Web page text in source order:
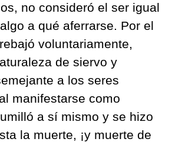
no consideró el ser igual
a qué aferrarse. Por el
voluntariamente,
de siervo y
a los seres
manifestarse como
a sí mismo y se hizo
la muerte, ¡y muerte de